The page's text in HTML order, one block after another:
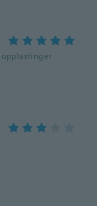
opplastinger